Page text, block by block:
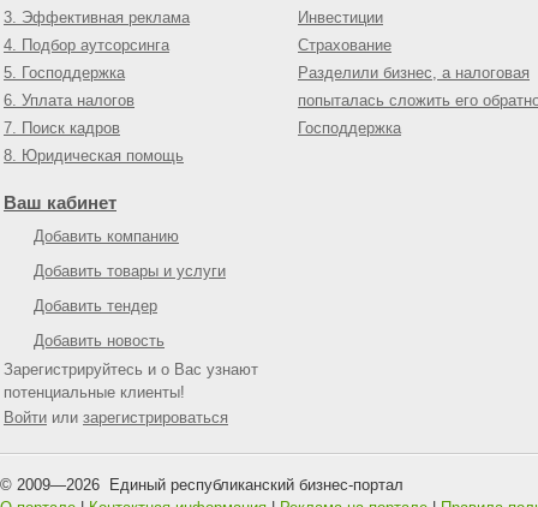
3. Эффективная реклама
4. Подбор аутсорсинга
5. Господдержка
6. Уплата налогов
7. Поиск кадров
8. Юридическая помощь
Инвестиции
Страхование
Разделили бизнес, а налоговая
попыталась сложить его
Господдержка
Ваш кабинет
Добавить компанию
Добавить товары и услуги
Добавить тендер
Добавить новость
Зарегистрируйтесь и о Вас узнают
потенциальные клиенты!
Войти или зарегистрироваться
© 2009—2026 Единый республиканский бизнес-портал